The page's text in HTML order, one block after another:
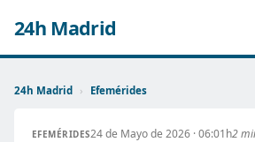
24h Madrid
24h Madrid › Efemérides
EFEMÉRIDES24 de Mayo de 2026 · 06:01h2